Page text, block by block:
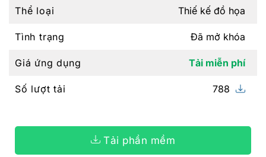
Thể loại Thiế kế đồ họa
Tình trạng Đã mở khóa
Giá ứng dụng Tải miễn phí
Số lượt tải 788
Tải phần mềm